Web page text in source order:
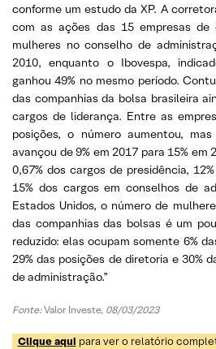
conforme um estudo da XP. A
com as ações das 15 empresas
mulheres no conselho de
2010, enquanto o Ibovespa,
ganhou 49% no mesmo período.
das companhias da bolsa brasileira
cargos de liderança. Entre as
posições, o número aumentou,
avançou de 9% em 2017 para 15% em
0,67% dos cargos de presidência,
15% dos cargos em conselhos de
Estados Unidos, o número de
das companhias das bolsas é um
reduzido: elas ocupam somente 6%
29% das posições de diretoria e 30%
de administração.”
Fonte:Valor Investe, 08/03/2023
Clique aqui para ver o relatório